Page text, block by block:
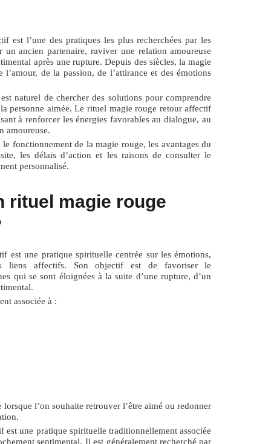
est l’une des pratiques les plus recherchées par les
un ancien partenaire, raviver une relation amoureuse
après une rupture. Depuis des siècles, la magie
l’amour, de la passion, de l’attirance et des émotions
naturel de chercher des solutions pour comprendre
personne aimée. Le rituel magie rouge retour affectif
à renforcer les énergies favorables au dialogue, au
amoureuse.
fonctionnement de la magie rouge, les avantages du
les délais d’action et les raisons de consulter le
personnalisé.
rituel magie rouge
est une pratique spirituelle centrée sur les émotions,
liens affectifs. Son objectif est de favoriser le
qui se sont éloignées à la suite d’une rupture, d’un
associée à :
l’on souhaite retrouver l’être aimé ou redonner
est une pratique spirituelle traditionnellement associée
sentimental. Il est généralement recherché par